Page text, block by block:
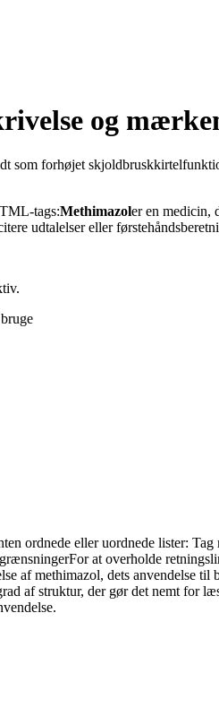
og
som forhøjet
tags:Methimazoler en medicin,
udtalelser eller
ordnede eller uordnede lister:
at overholde
af methimazol, dets anvendelse
af struktur, der gør det nemt for